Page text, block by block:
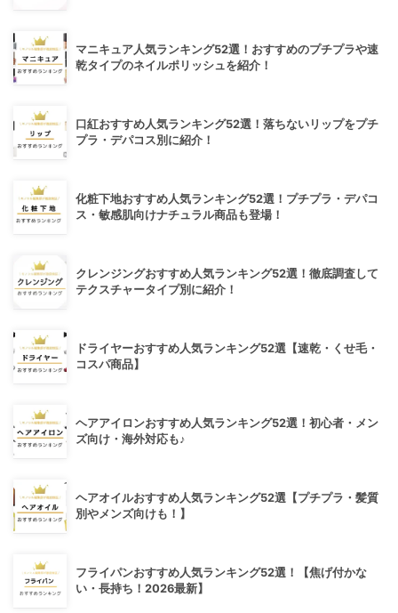
マニキュア人気ランキング52選！おすすめのプチプラや速
乾タイプのネイルポリッシュを紹介！
口紅おすすめ人気ランキング52選！落ちないリップをプチ
プラ・デパコス別に紹介！
化粧下地おすすめ人気ランキング52選！プチプラ・デパコ
ス・敏感肌向けナチュラル商品も登場！
クレンジングおすすめ人気ランキング52選！徹底調査して
テクスチャータイプ別に紹介！
ドライヤーおすすめ人気ランキング52選【速乾・くせ毛・
コスパ商品】
ヘアアイロンおすすめ人気ランキング52選！初心者・メン
ズ向け・海外対応も♪
ヘアオイルおすすめ人気ランキング52選【プチプラ・髪質
別やメンズ向けも！】
フライパンおすすめ人気ランキング52選！【焦げ付かな
い・長持ち！2026最新】